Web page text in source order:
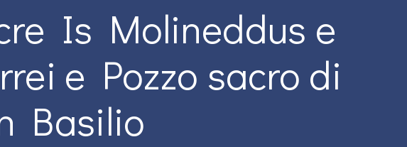
Is Molineddus e
e Pozzo sacro di
Basilio